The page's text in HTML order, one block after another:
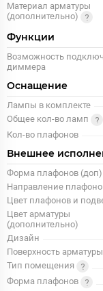
Материал арматуры
(дополнительно)
Функции
Возможность
диммера
Оснащение
Лампы в комплекте
Общее кол-во ламп
Кол-во плафонов
Внешнее
Форма плафонов (доп)
Направление
Цвет плафонов и
Цвет арматуры
(дополнительно)
Дизайн
Поверхность арматуры
Тип помещения
Форма плафонов